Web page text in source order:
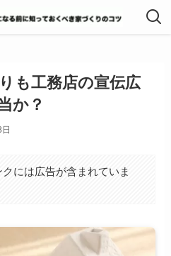
も工務店の宣伝広
か？
クには広告が含まれていま